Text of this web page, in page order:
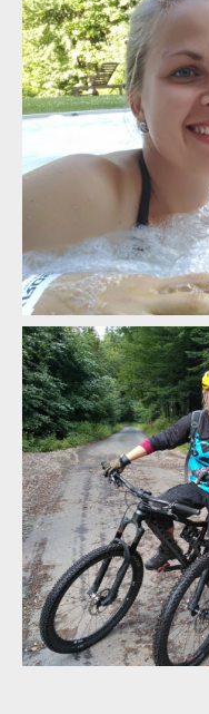
Abby a Verunka
Abby a Verunka
Abby a Verunka